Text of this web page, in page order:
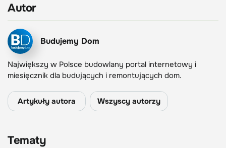
Autor
Budujemy Dom
Największy w Polsce budowlany portal internetowy i
miesięcznik dla budujących i remontujących dom.
Artykuły autora Wszyscy autorzy
Tematy